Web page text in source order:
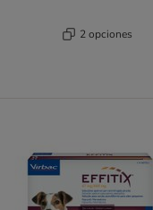
2 opciones